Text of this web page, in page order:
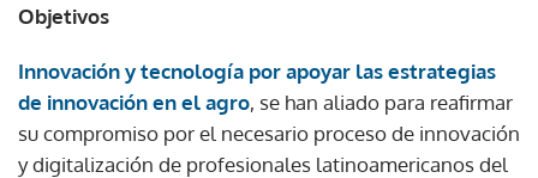
Objetivos
Innovación y tecnología por apoyar las estrategias
de innovación en el agro, se han aliado para reafirmar
su compromiso por el necesario proceso de innovación
y digitalización de profesionales latinoamericanos del